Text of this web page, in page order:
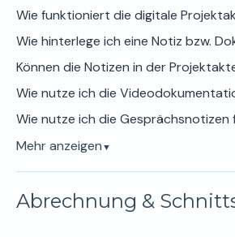
Wie funktioniert die digitale
Wie hinterlege ich eine Notiz bzw.
Können die Notizen in der
Wie nutze ich die
Wie nutze ich die
Mehr anzeigen ▼
Abrechnung &